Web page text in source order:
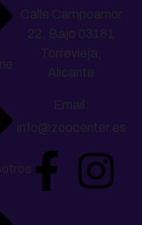
Calle Campoamor
22, Bajo 03181
Torrevieja,
Alicante
Email:
info@zoocenter.es